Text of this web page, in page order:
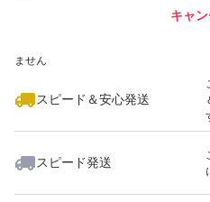
ません
スピード＆安心発送
スピード発送
キャ